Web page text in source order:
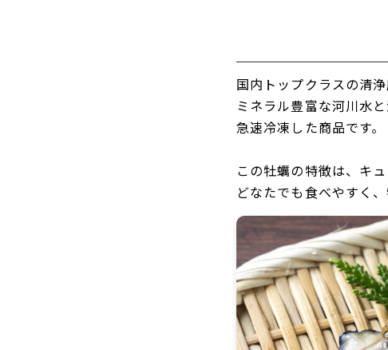
国内トップクラスの清
ミネラル豊富な河川水
急速冷凍した商品です。
この牡蠣の特徴は、キ
どなたでも食べやすく